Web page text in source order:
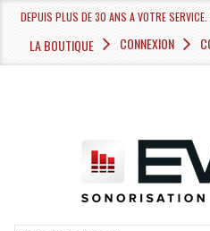
DEPUIS PLUS DE 30 ANS A VOTRE
LA BOUTIQUE CONNEXION